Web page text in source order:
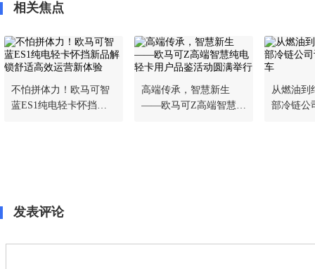
相关焦点
不怕拼体力！欧马可智
蓝ES1纯电轻卡怀挡新
高端传承，智慧新生
——欧马可Z高端智慧纯
从燃油到
部冷链公
发表评论